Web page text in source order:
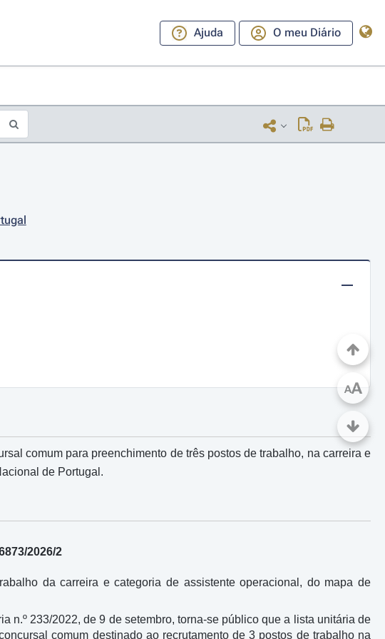
Ajuda O meu Diário
comum para preenchimento de três postos de trabalho, na carreira e
de Portugal.
2026/2
da carreira e categoria de assistente operacional, do mapa de
n.º 233/2022, de 9 de setembro, torna-se público que a lista unitária de
comum destinado ao recrutamento de 3 postos de trabalho na
AA